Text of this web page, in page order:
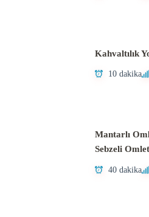
Kahvaltılık
10 dakika
Mantarlı
Sebzeli
40 dakika